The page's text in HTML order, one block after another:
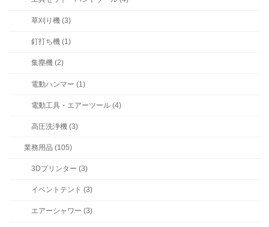
草刈り機 (3)
釘打ち機 (1)
集塵機 (2)
電動ハンマー (1)
電動工具・エアーツール (4)
高圧洗浄機 (3)
業務用品 (105)
3Dプリンター (3)
イベントテント (3)
エアーシャワー (3)